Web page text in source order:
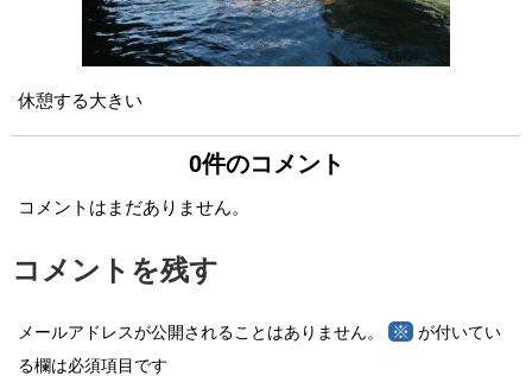
休憩する大きい
0件のコメント
コメントはまだありません。
コメントを残す
メールアドレスが公開されることはありません。 ※ が付いてい
る欄は必須項目です